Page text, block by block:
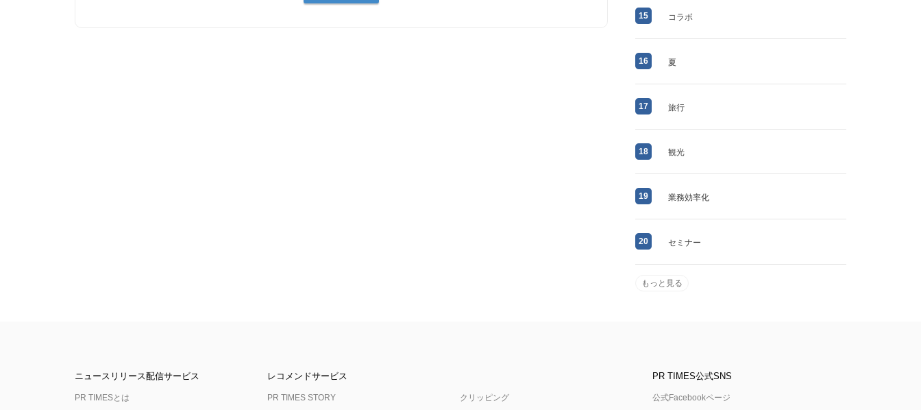
15 コラボ
16 夏
17 旅行
18 観光
19 業務効率化
20 セミナー
もっと見る
ニュースリリース配信サービス
PR TIMESとは
レコメンドサービス
PR TIMES STORY クリッピング
PR TIMES公式SNS
公式Facebookページ